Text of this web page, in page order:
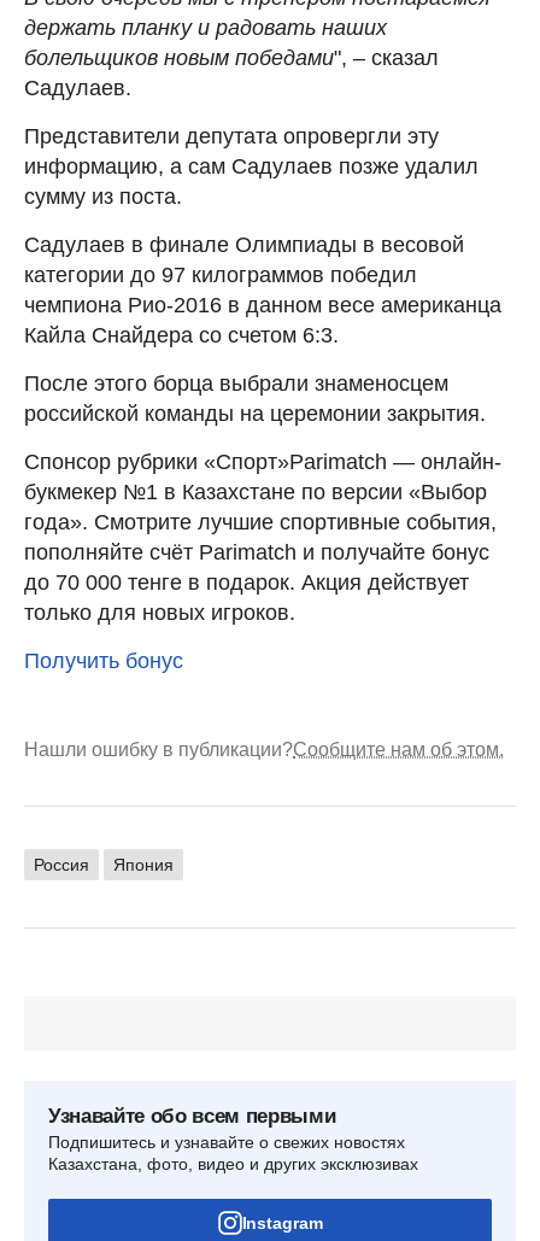
держать планку и радовать наших
болельщиков новым победами", – сказал
Садулаев.
Представители депутата опровергли эту
информацию, а сам Садулаев позже удалил
сумму из поста.
Садулаев в финале Олимпиады в весовой
категории до 97 килограммов победил
чемпиона Рио-2016 в данном весе американца
Кайла Снайдера со счетом 6:3.
После этого борца выбрали знаменосцем
российской команды на церемонии закрытия.
Спонсор рубрики «Спорт»Parimatch — онлайн-
букмекер №1 в Казахстане по версии «Выбор
года». Смотрите лучшие спортивные события,
пополняйте счёт Parimatch и получайте бонус
до 70 000 тенге в подарок. Акция действует
только для новых игроков.
Получить бонус
Нашли ошибку в публикации?Сообщите нам об этом.
Россия Япония
Узнавайте обо всем первыми
Подпишитесь и узнавайте о свежих новостях
Казахстана, фото, видео и других эксклюзивах
Instagram